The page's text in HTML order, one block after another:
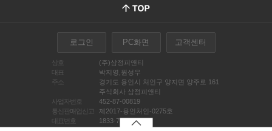
로그인 PC화면 고객센터
상호
(주)삼정피앤티
대표
박지영,원성우
주소
경기도 용인시 처인구 양지면 양주로 161
주식회사 삼정피앤티
사업자번호
452-87-00819
통신판매업신고
제2017-용인처인-0275호
대표번호
1833-7762